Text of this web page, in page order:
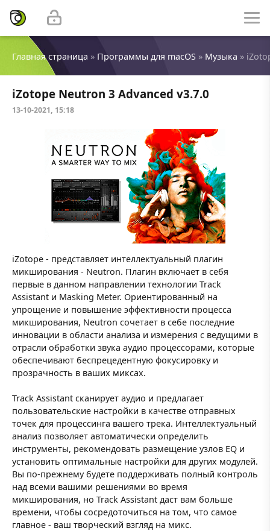
Главная страница » Программы для macOS » Музыка »
iZotope Neutron 3 Advanced v3.7.0
13-10-2021, 15:18
iZotope - представляет интеллектуальный плагин
микширования - Neutron. Плагин включает в себя
первые в данном направлении технологии Track
Assistant и Masking Meter. Ориентированный на
упрощение и повышение эффективности процесса
микширования, Neutron сочетает в себе последние
инновации в области анализа и измерения с ведущими в
отрасли обработки звука аудио процессорами, которые
обеспечивают беспрецедентную фокусировку и
прозрачность в ваших миксах.
Track Assistant сканирует аудио и предлагает
пользовательские настройки в качестве отправных
точек для процессинга вашего трека. Интеллектуальный
анализ позволяет автоматически определить
инструменты, рекомендовать размещение узлов EQ и
установить оптимальные настройки для других модулей.
Вы по-прежнему будете поддерживать полный контроль
над всеми вашими решениями во время
микширования, но Track Assistant даст вам больше
времени, чтобы сосредоточиться на том, что самое
главное - ваш творческий взгляд на микс.